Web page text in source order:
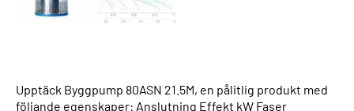
Upptäck Byggpump 80ASN 21.5M, en pålitlig produkt med
följande egenskaper: Anslutning Effekt kW Faser